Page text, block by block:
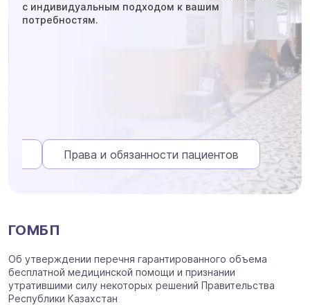
с индивидуальным подходом к вашим
потребностям.
Права и обязанности пациентов
ГОМБП
Об утверждении перечня гарантированного объема
бесплатной медицинской помощи и признании
утратившими силу некоторых решений Правительства
Республики Казахстан